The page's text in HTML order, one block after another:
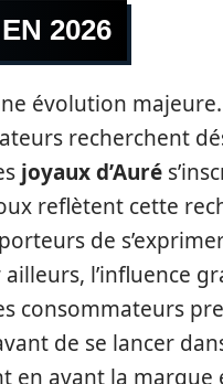
2026
évolution
recherchent
joyaux d’Auré
reflètent cette
de
l’influence
consommateurs
de se lancer
en avant la marque